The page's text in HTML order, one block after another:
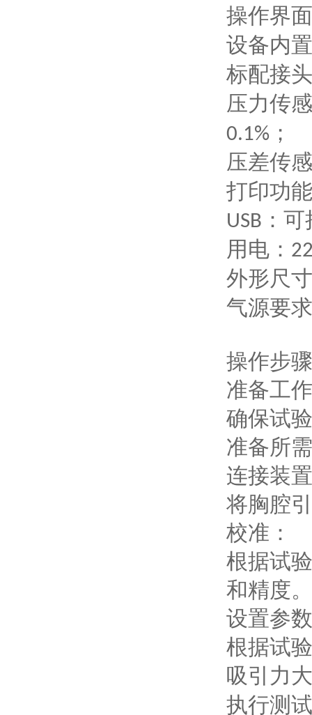
操作界
设备内
标配接
压力传
0.1% ；
压差传
打印功
USB ：
用电：
外形尺
气源要
操作步骤
准备工作
确保试
准备所
连接装
将胸腔
校准：
根据试
和精度。
设置参
根据试
吸引力
执行测